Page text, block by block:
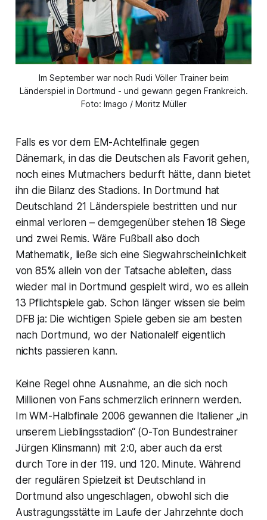
Im September war noch Rudi Völler Trainer beim
Länderspiel in Dortmund - und gewann gegen Frankreich.
Foto: Imago / Moritz Müller
Falls es vor dem EM-Achtelfinale gegen
Dänemark, in das die Deutschen als Favorit gehen,
noch eines Mutmachers bedurft hätte, dann bietet
ihn die Bilanz des Stadions. In Dortmund hat
Deutschland 21 Länderspiele bestritten und nur
einmal verloren – demgegenüber stehen 18 Siege
und zwei Remis. Wäre Fußball also doch
Mathematik, ließe sich eine Siegwahrscheinlichkeit
von 85% allein von der Tatsache ableiten, dass
wieder mal in Dortmund gespielt wird, wo es allein
13 Pflichtspiele gab. Schon länger wissen sie beim
DFB ja: Die wichtigen Spiele geben sie am besten
nach Dortmund, wo der Nationalelf eigentlich
nichts passieren kann.
Keine Regel ohne Ausnahme, an die sich noch
Millionen von Fans schmerzlich erinnern werden.
Im WM-Halbfinale 2006 gewannen die Italiener „in
unserem Lieblingsstadion“ (O-Ton Bundestrainer
Jürgen Klinsmann) mit 2:0, aber auch da erst
durch Tore in der 119. und 120. Minute. Während
der regulären Spielzeit ist Deutschland in
Dortmund also ungeschlagen, obwohl sich die
Austragungsstätte im Laufe der Jahrzehnte doch